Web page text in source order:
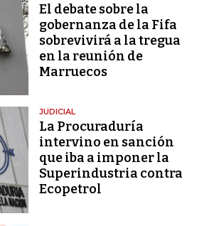
El debate sobre la
gobernanza de la Fifa
sobrevivirá a la tregua
en la reunión de
Marruecos
JUDICIAL
La Procuraduría
intervino en sanción
que iba a imponer la
Superindustria contra
Ecopetrol